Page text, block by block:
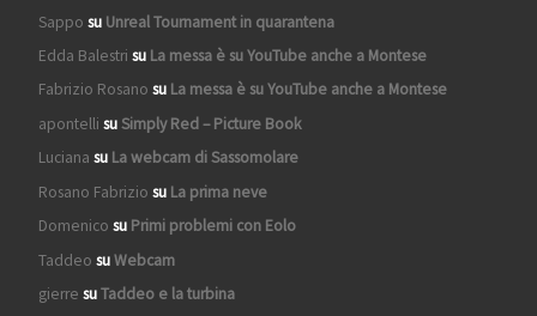
Sappo su Unreal Tournament in quarantena
Edda Balestri su La messa è su YouTube anche a Montese
Fabrizio Rosano su La messa è su YouTube anche a Montese
apontelli suSimply Red – Picture Book
Luciana su La webcam di Sassomolare
Rosano Fabrizio su La prima neve
Domenico su Primi problemi con Eolo
Taddeo suWebcam
gierre suTaddeo e la turbina